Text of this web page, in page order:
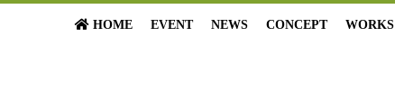
HOME EVENT NEWS CONCEPT WORKS